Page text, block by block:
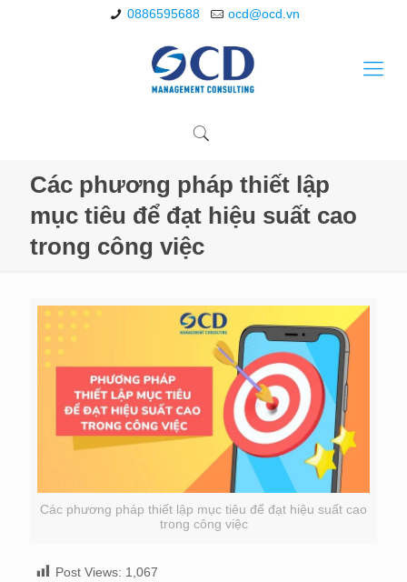
0886595688 ocd@ocd.vn
Các phương pháp thiết lập
mục tiêu để đạt hiệu suất cao
trong công việc
Các phương pháp thiết lập mục tiêu để đạt hiệu suất cao
trong công việc
Post Views: 1,067